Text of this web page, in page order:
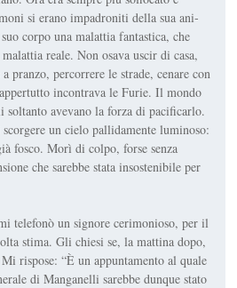
si erano impadroniti della sua ani­
corpo una malattia fantastica, che
reale. Non osava uscir di casa,
pranzo, percorrere le strade, ce­nare con
incontrava le Fu­rie. Il mondo
avevano la forza di pacificarlo.
un cielo pallidamente luminoso:
fosco. Morì di colpo, forse senza
che sarebbe stata in­sostenibile per
te­lefonò un signore cerimonioso, per il
stima. Gli chiesi se, la matti­na dopo,
rispose: “È un appuntamento al quale
di Manganelli sa­rebbe dunque stato